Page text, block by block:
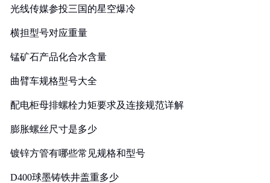
光线传媒参投三国的星空爆冷
横担型号对应重量
锰矿石产品化合水含量
曲臂车规格型号大全
配电柜母排螺栓力矩要求及连接规范详解
膨胀螺丝尺寸是多少
镀锌方管有哪些常见规格和型号
D400球墨铸铁井盖重多少